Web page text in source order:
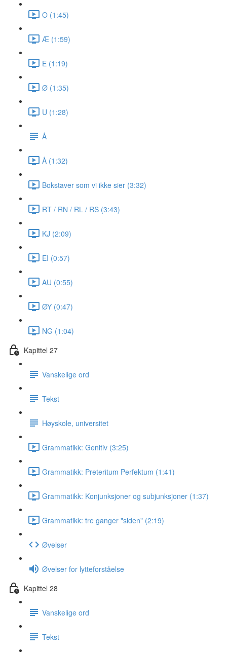
O (1:45)
Æ (1:59)
E (1:19)
Ø (1:35)
U (1:28)
Å
Å (1:32)
Bokstaver som vi ikke sier (3:32)
RT / RN / RL / RS (3:43)
KJ (2:09)
EI (0:57)
AU (0:55)
ØY (0:47)
NG (1:04)
Kapittel 27
Vanskelige ord
Tekst
Høyskole, universitet
Grammatikk: Genitiv (3:25)
Grammatikk: Preteritum Perfektum (1:41)
Grammatikk: Konjunksjoner og subjunksjoner (1:37)
Grammatikk: tre ganger "siden" (2:19)
Øvelser
Øvelser for lytteforståelse
Kapittel 28
Vanskelige ord
Tekst